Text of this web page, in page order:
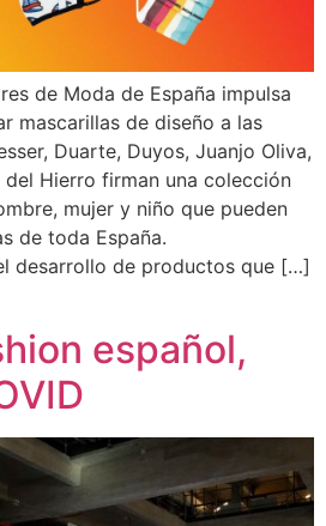
de Moda de España impulsa
mascarillas de diseño a las
Duarte, Duyos, Juanjo Oliva,
del Hierro firman una colección
mujer y niño que pueden
de toda España.
desarrollo de productos que […]
español,